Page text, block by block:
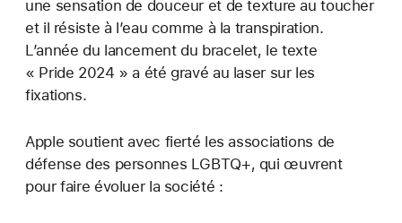
une sensation de douceur et de texture au toucher
et il résiste à l’eau comme à la transpiration.
L’année du lancement du bracelet, le texte
« Pride 2024 » a été gravé au laser sur les
fixations.
Apple soutient avec fierté les associations de
défense des personnes LGBTQ+, qui œuvrent
pour faire évoluer la société :